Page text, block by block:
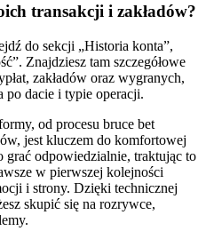
transakcji i zakładów?
do sekcji „Historia konta”,
Znajdziesz tam szczegółowe
zakładów oraz wygranych,
dacie i typie operacji.
od procesu bruce bet
jest kluczem do komfortowej
grać odpowiedzialnie, traktując to
w pierwszej kolejności
i strony. Dzięki technicznej
skupić się na rozrywce,